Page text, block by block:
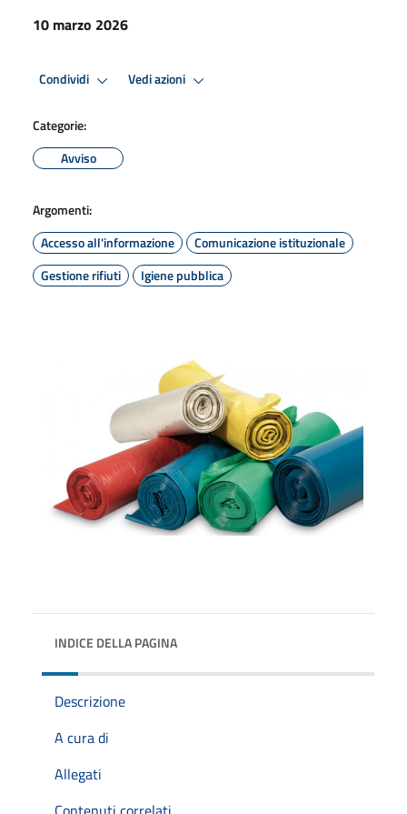
10 marzo 2026
Condividi Vedi azioni
Categorie:
Avviso
Argomenti:
Accesso all'informazione
Comunicazione istituzionale
Gestione rifiuti
Igiene pubblica
INDICE DELLA PAGINA
Descrizione
A cura di
Allegati